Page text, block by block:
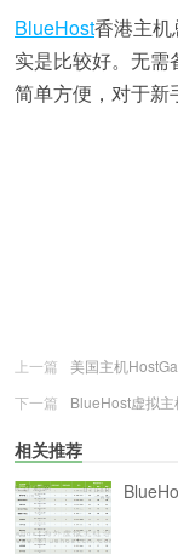
BlueHost香港主
实是比较好。无
简单方便，对于新
上一篇
美国主机
下一篇
BlueHost虚拟主
相关推荐